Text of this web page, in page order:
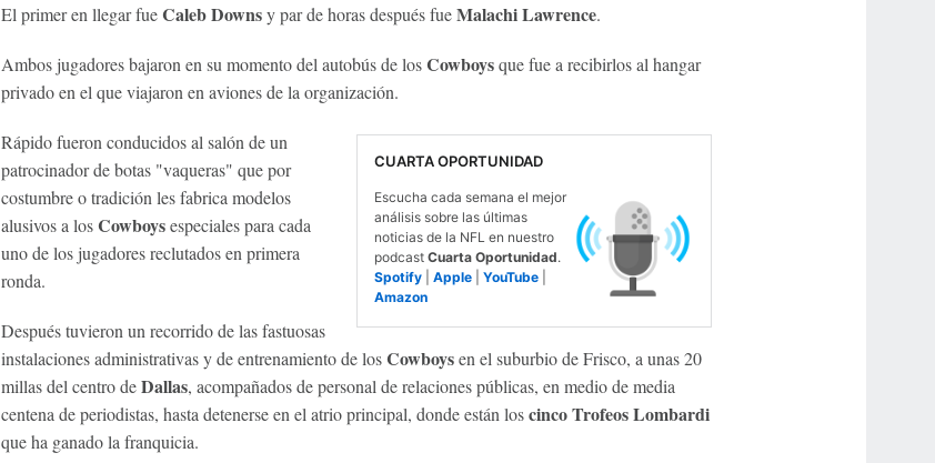
El primer en llegar fueCaleb Downsy par de horas después fueMalachi Lawrence.
Ambos jugadores bajaron en su momento del autobús de losCowboysque fue a recibirlos al hangar
privado en el que viajaron en aviones de la organización.
CUARTA OPORTUNIDAD
Escucha cada semana el mejor
análisis sobre las últimas
noticias de la NFL en nuestro
podcast Cuarta Oportunidad.
Spotify| Apple| YouTube|
Amazon
Rápido fueron conducidos al salón de un
patrocinador de botas "vaqueras" que por
costumbre o tradición les fabrica modelos
alusivos a losCowboysespeciales para cada
uno de los jugadores reclutados en primera
ronda.
Después tuvieron un recorrido de las fastuosas
instalaciones administrativas y de entrenamiento de losCowboysen el suburbio de Frisco, a unas 20
millas del centro deDallas, acompañados de personal de relaciones públicas, en medio de media
centena de periodistas, hasta detenerse en el atrio principal, donde están loscinco Trofeos Lombardi
que ha ganado la franquicia.